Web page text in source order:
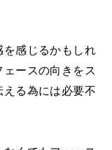
を感じるかもしれ
ースの向きをス
る為には必要不